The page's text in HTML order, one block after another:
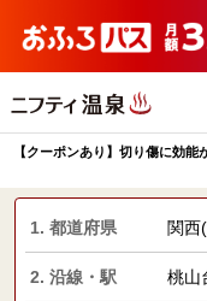
【クーポンあり】切り傷に効
1. 都道府県 関西
2. 沿線・駅 桃山